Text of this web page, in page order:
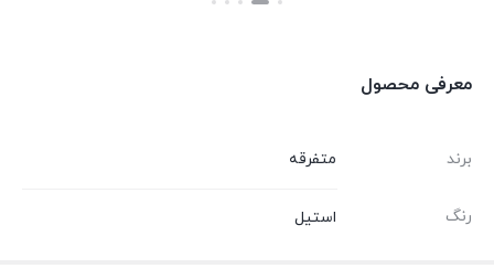
معرفی محصول
برند متفرقه
رنگ استیل